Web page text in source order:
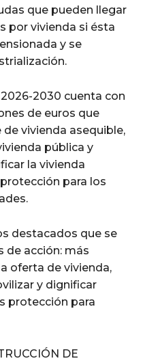
que pueden llegar
por vivienda si ésta
y se
2030 cuenta con
de euros que
vivienda asequible,
pública y
la vivienda
para los
destacados que se
de acción: más
oferta de vivienda,
y dignificar
protección para
DE